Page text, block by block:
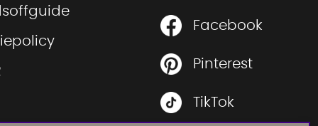
Facebook
Pinterest
TikTok